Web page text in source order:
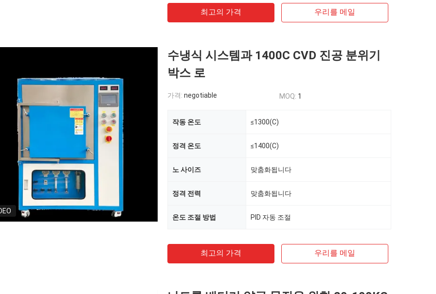
최고의 가격 우리를 메일
수냉식 시스템과 1400C CVD 진공 분위기
박스 로
가격: negotiable MOQ: 1
작동 온도 ≤1300(C)
정격 온도 ≤1400(C)
노 사이즈 맞춤화됩니다
정격 전력 맞춤화됩니다
온도 조절 방법 PID 자동 조절
최고의 가격 우리를 메일